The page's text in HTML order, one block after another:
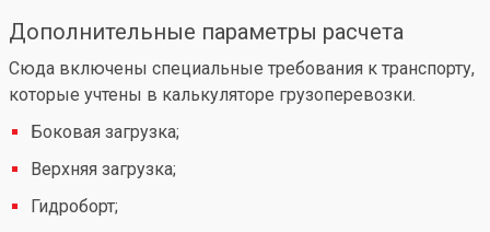
Дополнительные параметры расчета
Сюда включены специальные требования к транспорту,
которые учтены в калькуляторе грузоперевозки.
Боковая загрузка;
Верхняя загрузка;
Гидроборт;